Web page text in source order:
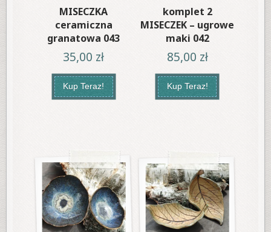
MISECZKA
ceramiczna
granatowa 043
35,00 zł
Kup Teraz!
komplet 2
MISECZEK – ugrowe
maki 042
85,00 zł
Kup Teraz!